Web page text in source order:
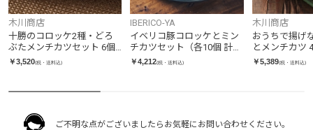
木川商店
十勝のコロッケ2種・どろ
ぶたメンチカツセット 6個
入
￥3,520(税・送料込)
IBERICO-YA
イベリコ豚コロッケとミン
チカツセット（各10個 計20
個入り）
￥4,212(税・送料込)
木川商店
おうちで揚げ
とメンチカツ
￥5,389(税・送料込)
ご不明な点がございましたらお気軽にお問い合わせください。